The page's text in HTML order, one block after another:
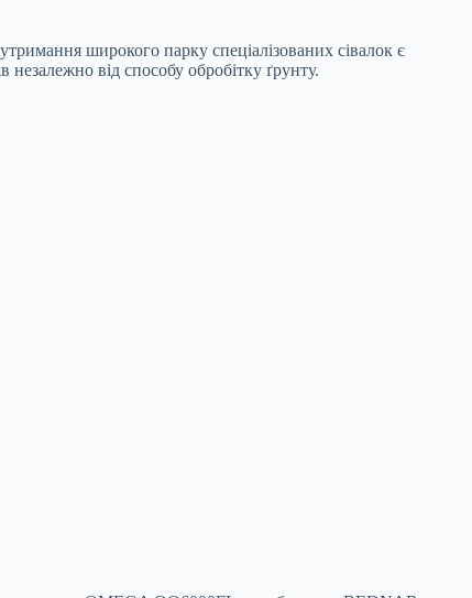
широкого парку спеціалізованих сівалок є
від способу обробітку ґрунту.